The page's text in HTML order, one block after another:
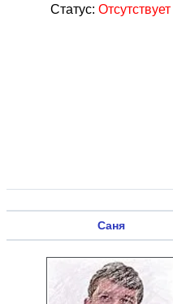
Статус: Отсутствует
Саня